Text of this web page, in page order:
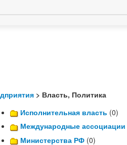
> Власть, Политика
Исполнительная власть (0)
Международные ассоциации
Министерства РФ (0)